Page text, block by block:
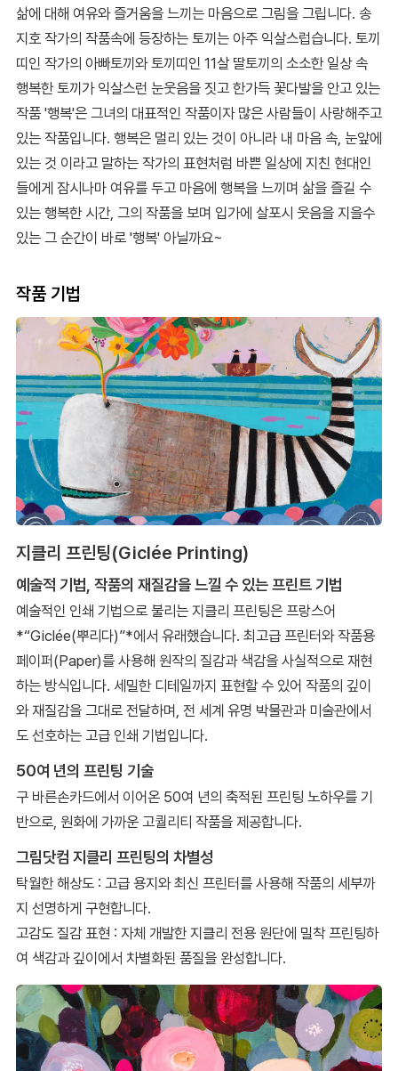
삶에 대해 여유와 즐거움을 느끼는 마음으로 그림을 그립니다. 송
지호 작가의 작품속에 등장하는 토끼는 아주 익살스럽습니다. 토끼
띠인 작가의 아빠토끼와 토끼띠인 11살 딸토끼의 소소한 일상 속
행복한 토끼가 익살스런 눈웃음을 짓고 한가득 꽃다발을 안고 있는
작품 '행복'은 그녀의 대표적인 작품이자 많은 사람들이 사랑해주고
있는 작품입니다. 행복은 멀리 있는 것이 아니라 내 마음 속, 눈앞에
있는 것 이라고 말하는 작가의 표현처럼 바쁜 일상에 지친 현대인
들에게 잠시나마 여유를 두고 마음에 행복을 느끼며 삶을 즐길 수
있는 행복한 시간, 그의 작품을 보며 입가에 살포시 웃음을 지을수
있는 그 순간이 바로 '행복' 아닐까요~
작품 기법
지클리 프린팅(Giclée Printing)
예술적 기법, 작품의 재질감을 느낄 수 있는 프린트 기법
예술적인 인쇄 기법으로 불리는 지클리 프린팅은 프랑스어
*“Giclée(뿌리다)”*에서 유래했습니다. 최고급 프린터와 작품용
페이퍼(Paper)를 사용해 원작의 질감과 색감을 사실적으로 재현
하는 방식입니다. 세밀한 디테일까지 표현할 수 있어 작품의 깊이
와 재질감을 그대로 전달하며, 전 세계 유명 박물관과 미술관에서
도 선호하는 고급 인쇄 기법입니다.
50여 년의 프린팅 기술
구 바른손카드에서 이어온 50여 년의 축적된 프린팅 노하우를 기
반으로, 원화에 가까운 고퀄리티 작품을 제공합니다.
그림닷컴 지클리 프린팅의 차별성
탁월한 해상도 : 고급 용지와 최신 프린터를 사용해 작품의 세부까
지 선명하게 구현합니다.
고감도 질감 표현 : 자체 개발한 지클리 전용 원단에 밀착 프린팅하
여 색감과 깊이에서 차별화된 품질을 완성합니다.